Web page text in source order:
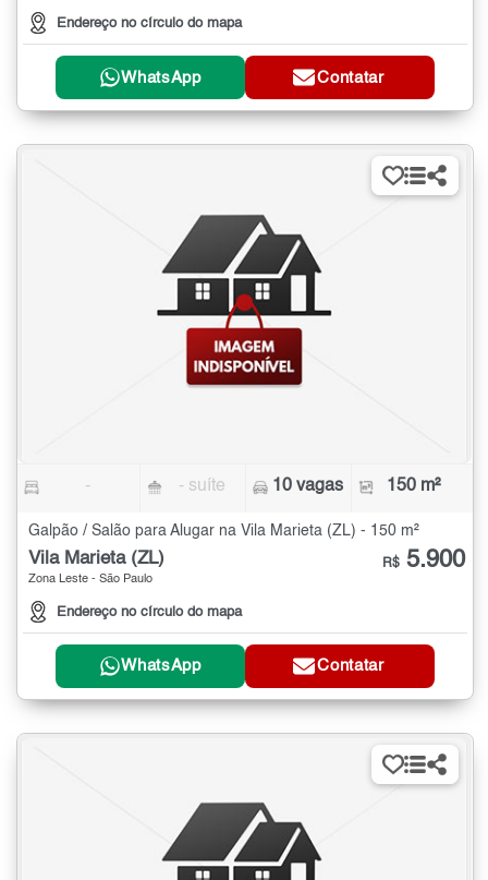
Endereço no círculo do mapa
WhatsApp Contatar
- - suíte 10 vagas 150 m²
Galpão / Salão para Alugar na Vila Marieta (ZL) - 150 m²
Vila Marieta (ZL)
Zona Leste - São Paulo
Endereço no círculo do mapa
R$ 5.900
WhatsApp Contatar